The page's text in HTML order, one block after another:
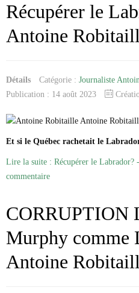
Récupérer le
Antoine
Détails Catégorie : Journaliste
Publication : 14 août 2023
Antoine
Et si le Québec rachetait le
Lire la suite : Récupérer le Labrador?
commentaire
CORRUPTION
Murphy comme
Antoine